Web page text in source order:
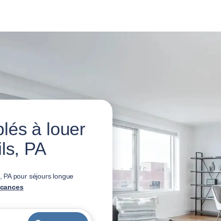
à louer
PA
PA pour séjours longue